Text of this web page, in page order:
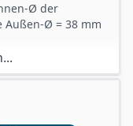
Ø der
Außen-Ø = 38 mm